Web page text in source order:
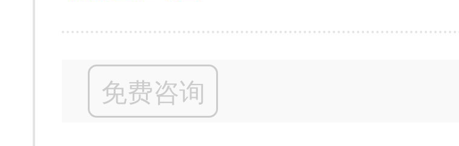
免费咨询